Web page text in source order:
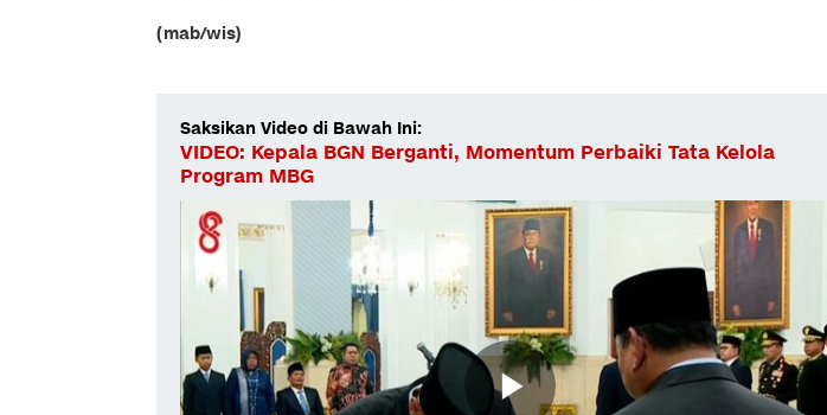
(mab/wis)
Saksikan Video di Bawah Ini:
VIDEO: Kepala BGN Berganti, Momentum Perbaiki Tata Kelola
Program MBG